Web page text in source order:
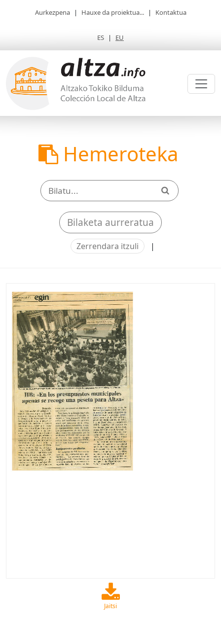
Aurkezpena | Hauxe da proiektua... | Kontaktua
ES | EU
Hemeroteka
Bilaketa aurreratua
Zerrendara itzuli |
Jaitsi